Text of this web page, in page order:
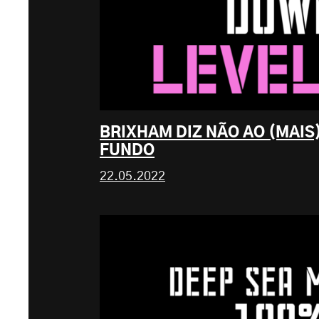
BRIXHAM DIZ NÃO AO
FUNDO
22.05.2022